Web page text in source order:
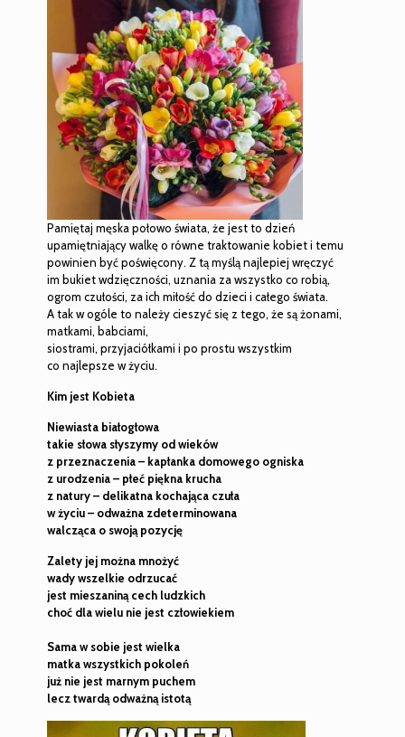
Pamiętaj męska połowo świata, że jest to dzień
upamiętniający walkę o równe traktowanie kobiet i temu
powinien być poświęcony. Z tą myślą najlepiej wręczyć
im bukiet wdzięczności, uznania za wszystko co robią,
ogrom czułości, za ich miłość do dzieci i całego świata.
A tak w ogóle to należy cieszyć się z tego, że są żonami,
matkami, babciami,
siostrami, przyjaciółkami i po prostu wszystkim
co najlepsze w życiu.
Kim jest Kobieta
Niewiasta białogłowa
takie słowa słyszymy od wieków
z przeznaczenia – kapłanka domowego ogniska
z urodzenia – płeć piękna krucha
z natury – delikatna kochająca czuła
w życiu – odważna zdeterminowana
walcząca o swoją pozycję
Zalety jej można mnożyć
wady wszelkie odrzucać
jest mieszaniną cech ludzkich
choć dla wielu nie jest człowiekiem
Sama w sobie jest wielka
matka wszystkich pokoleń
już nie jest marnym puchem
lecz twardą odważną istotą